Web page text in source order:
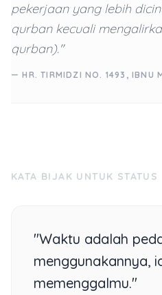
pekerjaan yang lebih
qurban kecuali
qurban)."
— HR. TIRMIDZI NO. 1493, IBNU
KATA BIJAK UNTUK STATUS
"Waktu adalah
menggunakannya,
memenggalmu."